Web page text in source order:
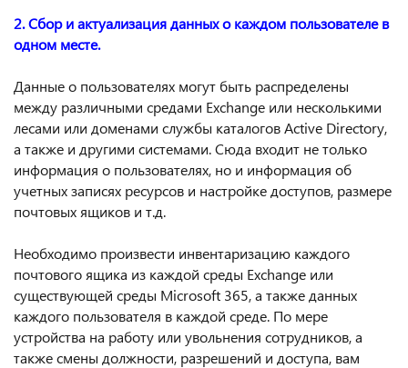
2. Сбор и актуализация данных о каждом пользователе в
одном месте.
Данные о пользователях могут быть распределены
между различными средами Exchange или несколькими
лесами или доменами службы каталогов Active Directory,
а также и другими системами. Сюда входит не только
информация о пользователях, но и информация об
учетных записях ресурсов и настройке доступов, размере
почтовых ящиков и т.д.
Необходимо произвести инвентаризацию каждого
почтового ящика из каждой среды Exchange или
существующей среды Microsoft 365, а также данных
каждого пользователя в каждой среде. По мере
устройства на работу или увольнения сотрудников, а
также смены должности, разрешений и доступа, вам